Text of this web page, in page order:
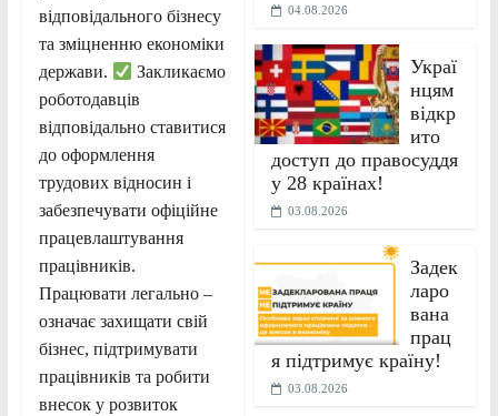
відповідального бізнесу
та зміцненню економіки
держави.
Закликаємо
роботодавців
відповідально ставитися
до оформлення
трудових відносин і
забезпечувати офіційне
працевлаштування
працівників.
Працювати легально –
означає захищати свій
бізнес, підтримувати
працівників та робити
внесок у розвиток
04.08.2026
Украї
нцям
відкр
ито
доступ до правосуддя
у 28 країнах!
03.08.2026
Задек
ларо
вана
прац
я підтримує країну!
03.08.2026